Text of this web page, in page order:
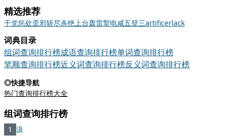
精选推荐
干党惩处歪邪斩尽杀绝上台轰雷掣电咸五登三artificerlack
词典目录
组词查询排行榜成语查询排行榜单词查询排行榜
笔顺查询排行榜近义词查询排行榜反义词查询排行榜
◎快捷导航
热门查询排行榜大全
组词查询排行榜
1 汲